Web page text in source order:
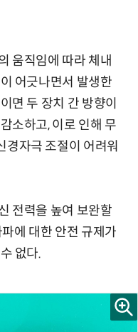
움직임에 따라 체내
어긋나면서 발생한
면 두 장치 간 방향이
소하고, 이로 인해 무
경자극 조절이 어려워
전력을 높여 보완할
에 대한 안전 규제가
없다.